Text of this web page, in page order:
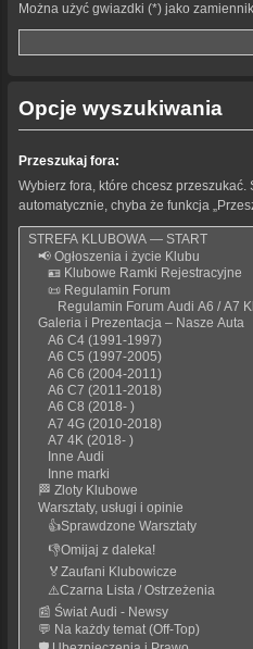
Można użyć gwiazdki (*) jako
Opcje wyszukiwania
Przeszukaj fora:
Wybierz fora, które chcesz
automatycznie, chyba że funkcja